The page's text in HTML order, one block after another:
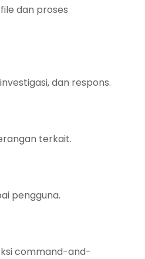
dan proses
dan respons.
terkait.
pengguna.
command-and-